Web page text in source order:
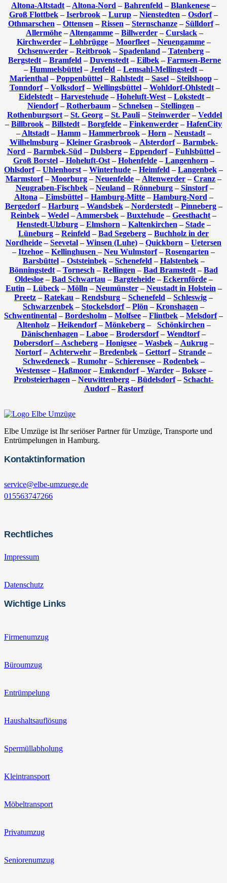
Altona-Altstadt – Altona-Nord – Bahrenfeld – Blankenese –
Groß Flottbek – Iserbrook – Lurup – Nienstedten – Osdorf–
Othmarschen – Ottensen – Rissen – Sternschanze– Sülldorf–
Allermöhe – Altengamme – Billwerder – Curslack –
Kirchwerder– Lohbrügge– Moorfleet– Neuengamme–
Ochsenwerder– Reitbrook– Spadenland – Tatenberg–
Bergstedt – Bramfeld – Duvenstedt – Eilbek – Farmsen-Berne
– Hummelsbüttel – Jenfeld – Lemsahl-Mellingstedt –
Marienthal– Poppenbüttel– Rahlstedt– Sasel– Steilshoop–
Tonndorf– Volksdorf– Wellingsbüttel– Wohldorf-Ohlstedt–
Eidelstedt – Harvestehude – Hoheluft-West – Lokstedt –
Niendorf– Rotherbaum– Schnelsen – Stellingen –
Rothenburgsort – St. Georg – St. Pauli – Steinwerder – Veddel
– Billbrook – Billstedt – Borgfelde – Finkenwerder – HafenCity
– Altstadt– Hamm– Hammerbrook– Horn – Neustadt–
Wilhelmsburg– Kleiner Grasbrook– Alsterdorf– Barmbek-
Nord – Barmbek-Süd – Dulsberg– Eppendorf– Fuhlsbüttel–
Groß Borstel– Hoheluft-Ost– Hohenfelde– Langenhorn –
Ohlsdorf– Uhlenhorst – Winterhude – Heimfeld – Langenbek –
Marmstorf– Moorburg – Neuenfelde – Altenwerder – Cranz –
Neugraben-Fischbek– Neuland – Rönneburg– Sinstorf–
Altona – Eimsbüttel– Hamburg-Mitte– Hamburg-Nord –
Bergedorf– Harburg– Wandsbek– Norderstedt– Pinneberg–
Reinbek – Wedel – Ammersbek – Buxtehude – Geesthacht –
Henstedt-Ulzburg– Elmshorn – Kaltenkirchen – Stade–
Lüneburg – Reinfeld – Bad Segeberg – Buchholz in der
Nordheide – Seevetal – Winsen (Luhe) – Quickborn – Uetersen
– Itzehoe – Kellinghusen – Neu Wulmstorf– Rosengarten –
Barsbüttel– Oststeinbek– Schenefeld – Halstenbek–
Bönningstedt – Tornesch – Rellingen – Bad Bramstedt – Bad
Oldesloe– Bad Schwartau – Bargteheide– Eckernförde–
Eutin – Lübeck– Mölln – Neumünster– Neustadt in Holstein –
Preetz – Ratekau – Rendsburg – Schenefeld – Schleswig –
Schwarzenbek – Stockelsdorf– Plön – Kronshagen –
Schwentinental – Bordesholm – Molfsee – Flintbek – Melsdorf–
Altenholz– Heikendorf– Mönkeberg– Schönkirchen –
Dänischenhagen – Laboe – Brodersdorf– Wendtorf–
Dobersdorf – Ascheberg– Honigsee– Wasbek– Aukrug–
Nortorf– Achterwehr – Bredenbek – Gettorf– Strande –
Schwedeneck– Rumohr– Schierensee– Rodenbek–
Westensee– Haßmoor– Emkendorf– Warder– Boksee–
Probsteierhagen – Neuwittenberg – Büdelsdorf– Schacht-
Audorf– Rastorf
Elbe Umzüge ist Ihr seriöser Partner für Umzüge, Transporte und
Entrümpelungen in Hamburg.
Kontaktinformation
service@elbe-umzuege.de
015563747266
Rechtliches
Impressum
Datenschutz
Wichtige Links
Firmenumzug
Büroumzug
Entrümpelung
Haushaltsauflösung
Spermüllabholung
Kleintransport
Möbeltransport
Privatumzug
Seniorenumzug